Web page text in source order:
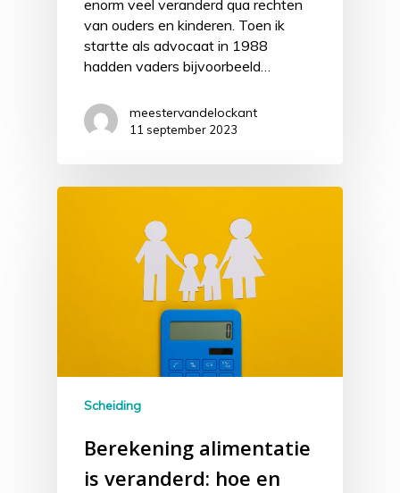
enorm veel veranderd qua rechten
van ouders en kinderen. Toen ik
startte als advocaat in 1988
hadden vaders bijvoorbeeld…
meestervandelockant
11 september 2023
Scheiding
Berekening alimentatie
is veranderd: hoe en